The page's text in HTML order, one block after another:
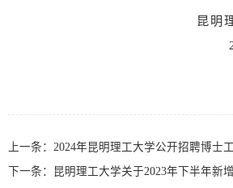
昆明
上一条： 2024年昆明理工大学公开招聘博士
下一条：
昆明理工大学关于2023年下半年新